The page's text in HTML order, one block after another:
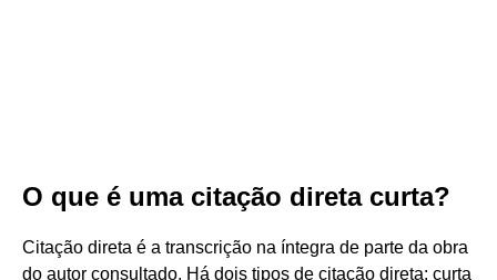
O que é uma citação direta curta?
Citação direta é a transcrição na íntegra de parte da obra
do autor consultado. Há dois tipos de citação direta: curta